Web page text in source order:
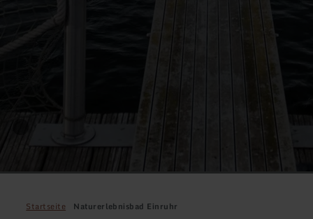
Startseite Naturerlebnisbad Einruhr